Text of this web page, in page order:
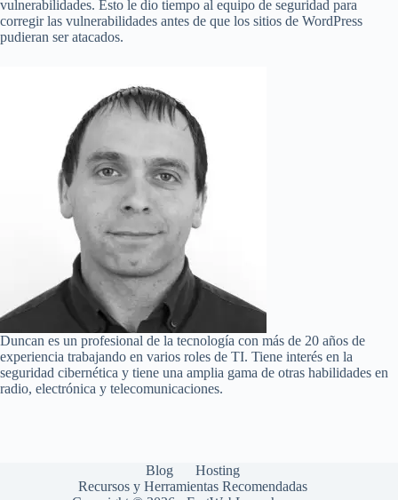
vulnerabilidades. Esto le dio tiempo al equipo de seguridad para
corregir las vulnerabilidades antes de que los sitios de WordPress
pudieran ser atacados.
Duncan es un profesional de la tecnología con más de 20 años de
experiencia trabajando en varios roles de TI. Tiene interés en la
seguridad cibernética y tiene una amplia gama de otras habilidades en
radio, electrónica y telecomunicaciones.
Blog
Hosting
Recursos y Herramientas Recomendadas